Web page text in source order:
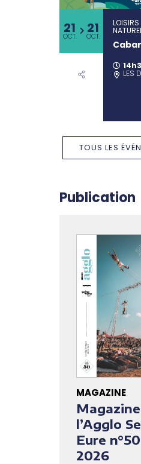
21
OCT. 21
OCT.
LOISIRS
LES
TOUS LES
Publication
MAGAZINE
l’Agglo
Eure
2026